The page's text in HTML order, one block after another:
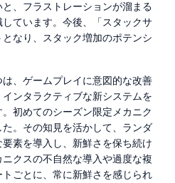
、フラストレーションが溜まる
ています。今後、「スタックサ
なり、スタック増加のポテンシ
、ゲームプレイに意図的な改善
ンタラクティブな新システムを
初めてのシーズン限定メカニク
。その知見を活かして、ランダ
素を導入し、新鮮さを保ち続け
クスの不自然な導入や過度な複
ごとに、常に新鮮さを感じられ